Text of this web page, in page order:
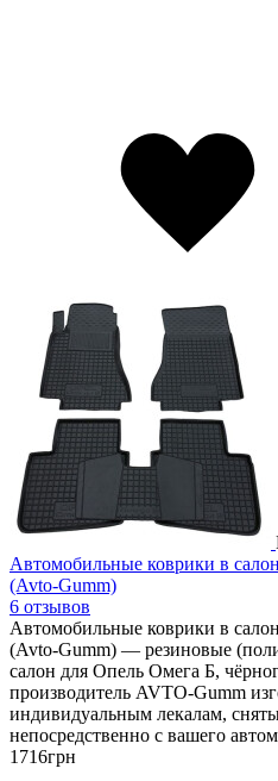
Автомобильные коврики в
(Avto-Gumm)
6 отзывов
Автомобильные коврики в
(Avto-Gumm) — резиновые
салон для Опель Омега Б,
производитель AVTO-Gumm
индивидуальным лекалам,
непосредственно с вашего
1716грн